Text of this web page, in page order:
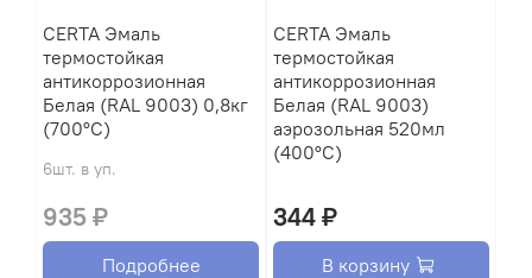
CERTA Эмаль
термостойкая
антикоррозионная
Белая (RAL 9003) 0,8кг
(700°С)
6шт. в уп.
935 ₽
Подробнее
CERTA Эмаль
термостойкая
антикоррозионная
Белая (RAL 9003)
аэрозольная 520мл
(400°С)
344 ₽
В корзину